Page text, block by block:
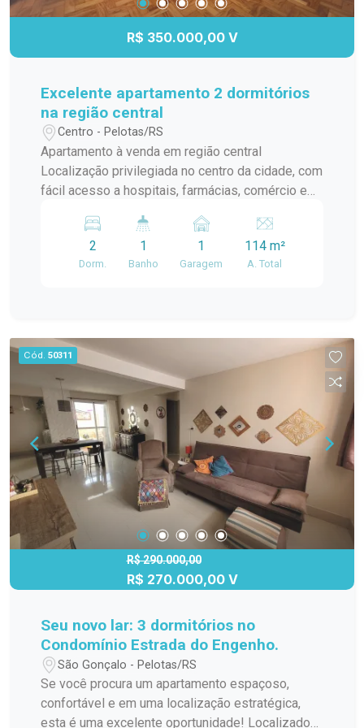
R$ 350.000,00 V
Excelente apartamento 2 dormitórios
na região central
Centro - Pelotas/RS
Apartamento à venda em região central
Localização privilegiada no centro da cidade, com
fácil acesso a hospitais, farmácias, comércio e
para seu conforto e bem-estar. Banheiro social
mobiliado, com acabamentos de qualidade.
Cozinha com móveis sob medida. Espaço de
2
Dorm.
1
Banho
1
Garagem
114 m²
A. Total
Cód. 50311
R$ 290.000,00
R$ 270.000,00 V
Seu novo lar: 3 dormitórios no
Condomínio Estrada do Engenho.
São Gonçalo - Pelotas/RS
Se você procura um apartamento espaçoso,
confortável e em uma localização estratégica,
esta é uma excelente oportunidade! Localizado